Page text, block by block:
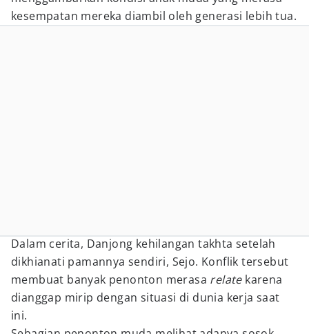
kesempatan mereka diambil oleh generasi lebih tua.
Dalam cerita, Danjong kehilangan takhta setelah
dikhianati pamannya sendiri, Sejo. Konflik tersebut
membuat banyak penonton merasa relatekarena
dianggap mirip dengan situasi di dunia kerja saat
ini.